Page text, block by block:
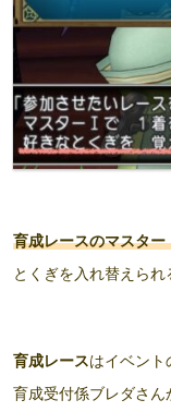
育成レースのマスタ
とくぎを入れ替えられ
育成レースはイベント
育成受付係ブレダさん